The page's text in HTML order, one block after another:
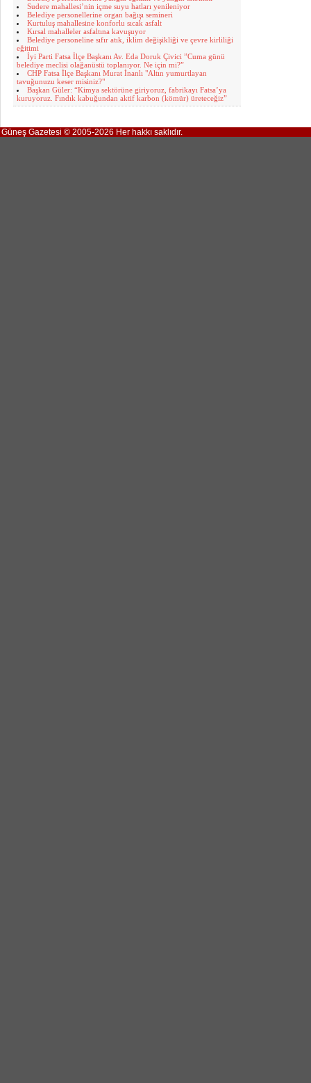
Sudere mahallesi’nin içme suyu hatları yenileniyor
Belediye personellerine organ bağışı semineri
Kurtuluş mahallesine konforlu sıcak asfalt
Kırsal mahalleler asfaltına kavuşuyor
Belediye personeline sıfır atık, iklim değişikliği ve çevre kirliliği
eğitimi
İyi Parti Fatsa İlçe Başkanı Av. Eda Doruk Çivici ”Cuma günü
belediye meclisi olağanüstü toplanıyor. Ne için mi?”
CHP Fatsa İlçe Başkanı Murat İnanlı "Altın yumurtlayan
tavuğunuzu keser misiniz?"
Başkan Güler: “Kimya sektörüne giriyoruz, fabrikayı Fatsa’ya
kuruyoruz. Fındık kabuğundan aktif karbon (kömür) üreteceğiz”
Güneş Gazetesi © 2005-2026 Her hakkı saklıdır.